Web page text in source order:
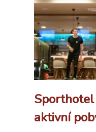
aktivní